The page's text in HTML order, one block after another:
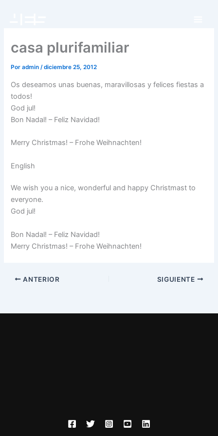
casa plurifamiliar
Poradmin/diciembre 25, 2012
Os deseamos unas buenas, maravillosas y felices fiestas a
todos!
God jul!
Bon Nadal! – Feliz Navidad!
Merry Christmas! – Frohe Weihnachten!
English
We wish you a nice, wonderful and happy Christmast to
everyone.
God jul!
Bon Nadal! – Feliz Navidad!
Merry Christmas! – Frohe Weihnachten!
ANTERIOR SIGUIENTE